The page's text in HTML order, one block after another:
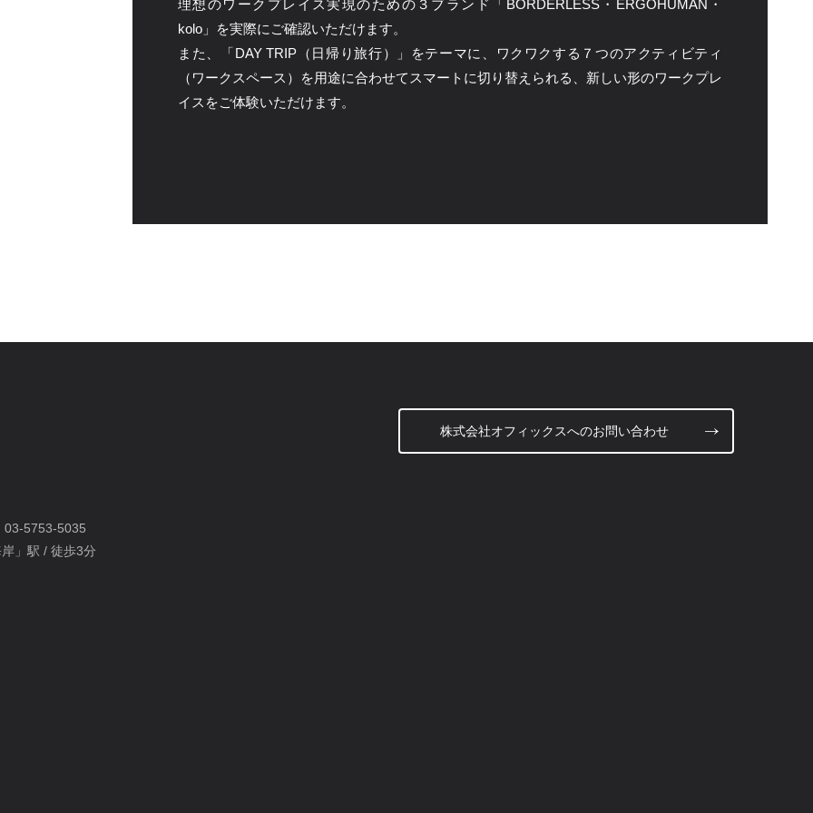
理想のワークプレイス実現のための３ブランド「BORDERLESS・ERGOHUMAN・
kolo」を実際にご確認いただけます。
また、「DAY TRIP（日帰り旅行）」をテーマに、ワクワクする７つのアクティビティ
（ワークスペース）を用途に合わせてスマートに切り替えられる、新しい形のワークプレ
イスをご体験いただけます。
03-5753-5035
」駅 / 徒歩3分
株式会社オフィックスへのお問い合わせ